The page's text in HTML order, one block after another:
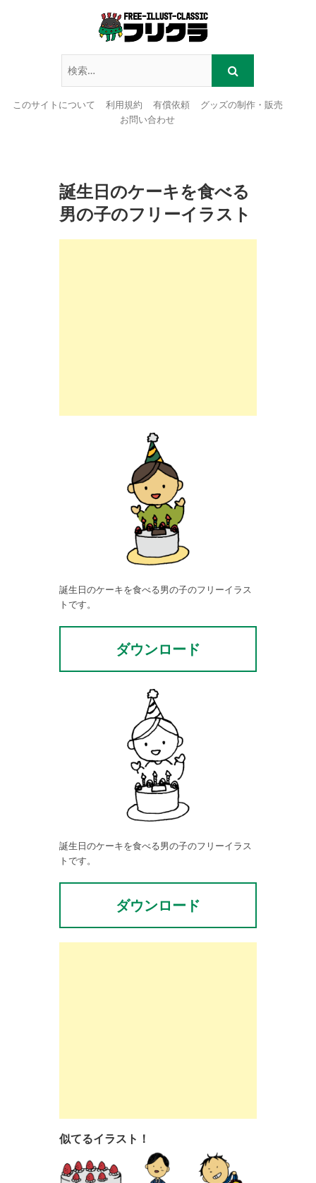
このサイトについて 利用規約 有償依頼
グッズの制作・販売
お問い合わせ
誕生日のケーキを食べる
男の子のフリーイラスト
誕生日のケーキを食べる男の子のフリーイラス
トです。
ダウンロード
誕生日のケーキを食べる男の子のフリーイラス
トです。
ダウンロード
似てるイラスト！